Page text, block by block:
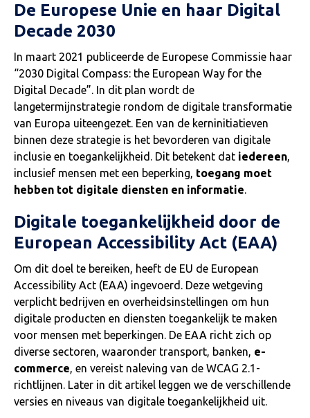
De Europese Unie en haar Digital
Decade 2030
In maart 2021 publiceerde de Europese Commissie haar
“2030 Digital Compass: the European Way for the
Digital Decade”. In dit plan wordt de
langetermijnstrategie rondom de digitale transformatie
van Europa uiteengezet. Een van de kerninitiatieven
binnen deze strategie is het bevorderen van digitale
inclusie en toegankelijkheid. Dit betekent dat iedereen,
inclusief mensen met een beperking, toegang moet
hebben tot digitale diensten en informatie.
Digitale toegankelijkheid door de
European Accessibility Act (EAA)
Om dit doel te bereiken, heeft de EU de European
Accessibility Act (EAA) ingevoerd. Deze wetgeving
verplicht bedrijven en overheidsinstellingen om hun
digitale producten en diensten toegankelijk te maken
voor mensen met beperkingen. De EAA richt zich op
diverse sectoren, waaronder transport, banken, e-
commerce, en vereist naleving van de WCAG 2.1-
richtlijnen. Later in dit artikel leggen we de verschillende
versies en niveaus van digitale toegankelijkheid uit.